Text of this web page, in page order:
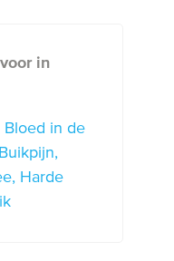
in
Bloed in de
Buikpijn
Harde